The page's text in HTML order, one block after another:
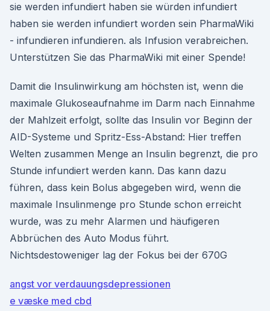
sie werden infundiert haben sie würden infundiert
haben sie werden infundiert worden sein PharmaWiki
- infundieren infundieren. als Infusion verabreichen.
Unterstützen Sie das PharmaWiki mit einer Spende!
Damit die Insulinwirkung am höchsten ist, wenn die
maximale Glukoseaufnahme im Darm nach Einnahme
der Mahlzeit erfolgt, sollte das Insulin vor Beginn der
AID-Systeme und Spritz-Ess-Abstand: Hier treffen
Welten zusammen Menge an Insulin begrenzt, die pro
Stunde infundiert werden kann. Das kann dazu
führen, dass kein Bolus abgegeben wird, wenn die
maximale Insulinmenge pro Stunde schon erreicht
wurde, was zu mehr Alarmen und häufigeren
Abbrüchen des Auto Modus führt.
Nichtsdestoweniger lag der Fokus bei der 670G
angst vor verdauungsdepressionen
e væske med cbd